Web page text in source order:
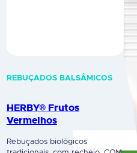
REBUÇADOS BALSÂMICOS
HERBY® Frutos
Vermelhos
Rebuçados biológicos